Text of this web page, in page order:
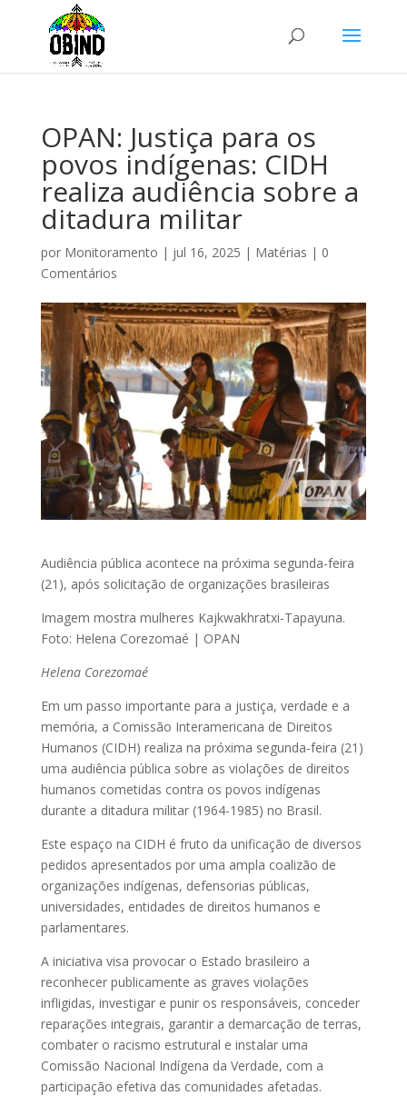
OPAN: Justiça para os
povos indígenas: CIDH
realiza audiência sobre a
ditadura militar
por Monitoramento | jul 16, 2025 | Matérias | 0
Comentários
Audiência pública acontece na próxima segunda-feira
(21), após solicitação de organizações brasileiras
Imagem mostra mulheres Kajkwakhratxi-Tapayuna.
Foto: Helena Corezomaé | OPAN
Helena Corezomaé
Em um passo importante para a justiça, verdade e a
memória, a Comissão Interamericana de Direitos
Humanos (CIDH) realiza na próxima segunda-feira (21)
uma audiência pública sobre as violações de direitos
humanos cometidas contra os povos indígenas
durante a ditadura militar (1964-1985) no Brasil.
Este espaço na CIDH é fruto da unificação de diversos
pedidos apresentados por uma ampla coalizão de
organizações indígenas, defensorias públicas,
universidades, entidades de direitos humanos e
parlamentares.
A iniciativa visa provocar o Estado brasileiro a
reconhecer publicamente as graves violações
infligidas, investigar e punir os responsáveis, conceder
reparações integrais, garantir a demarcação de terras,
combater o racismo estrutural e instalar uma
Comissão Nacional Indígena da Verdade, com a
participação efetiva das comunidades afetadas.